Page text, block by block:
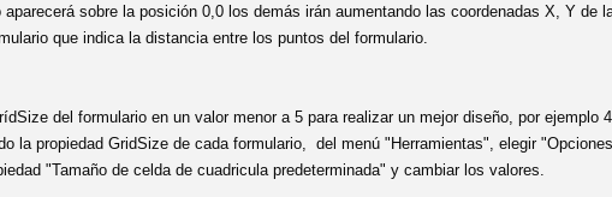
aparecerá sobre la posición 0,0 los demás irán aumentando las coordenadas X, Y de
que indica la distancia entre los puntos del formulario.
del formulario en un valor menor a 5 para realizar un mejor diseño, por ejemplo
la propiedad GridSize de cada formulario, del menú " Herramientas", elegir
"Tamaño de celda de cuadricula predeterminada" y cambiar los valores.